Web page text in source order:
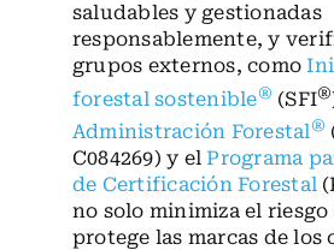
saludables y gestionadas
responsablemente, y
grupos externos, como
forestal sostenible® (SFI®
Administración Forestal®
C084269) y elPrograma
de Certificación Forestal
no solo minimiza el
protege las marcas de los